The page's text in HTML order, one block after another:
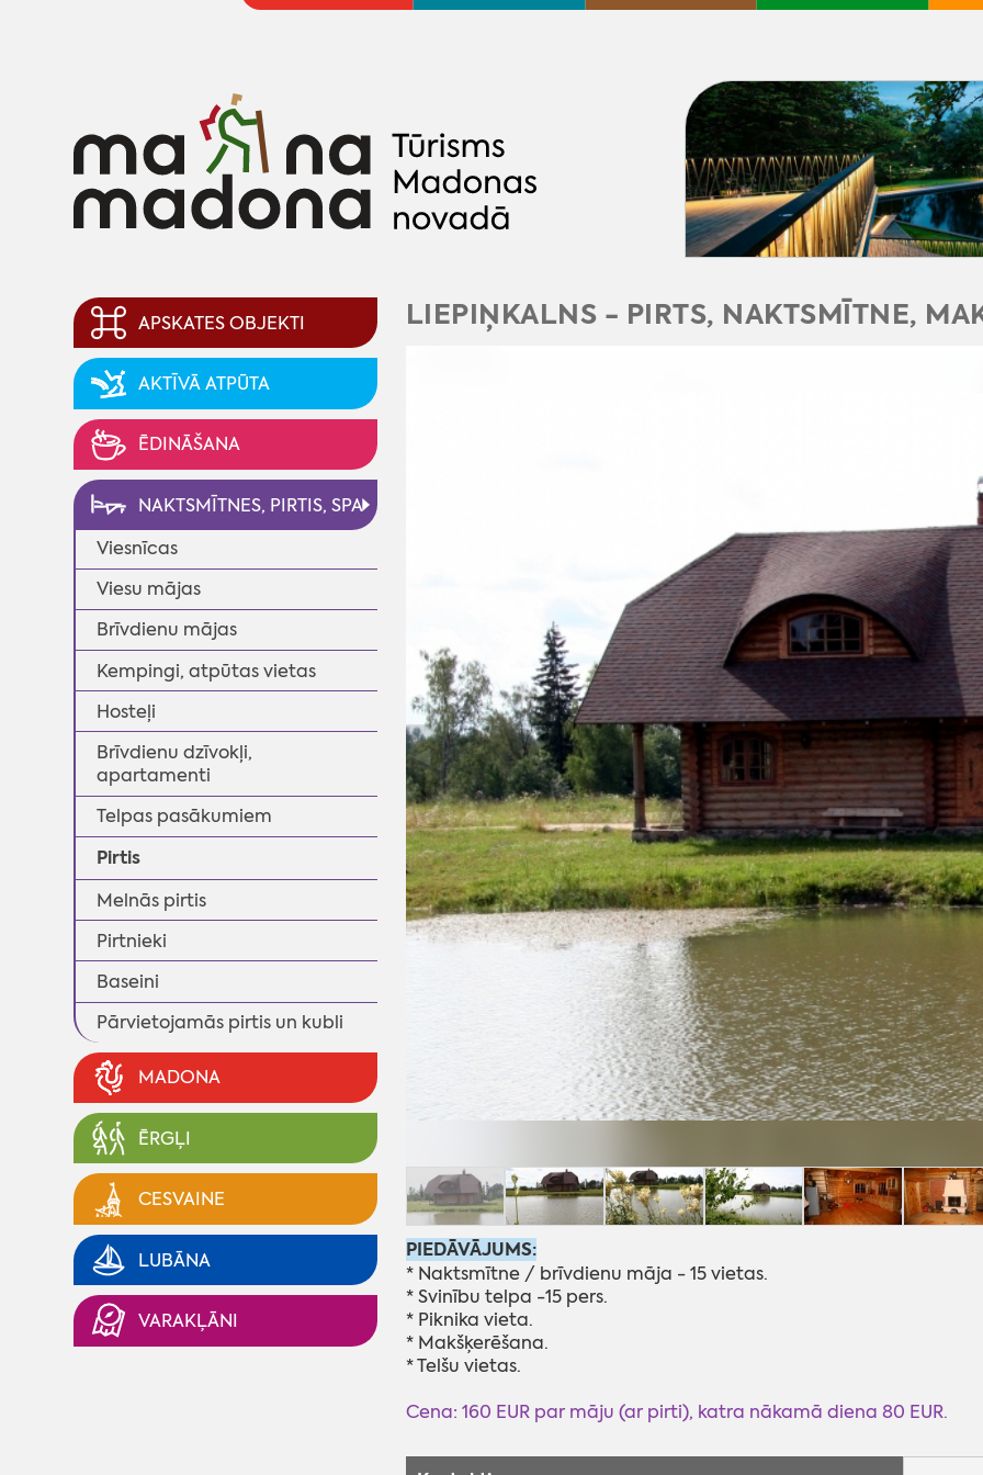
APSKATES OBJEKTI
AKTĪVĀ ATPŪTA
ĒDINĀŠANA
NAKTSMĪTNES, PIRTIS, SPA
Viesnīcas
Viesu mājas
Brīvdienu mājas
Kempingi, atpūtas vietas
Hosteļi
Brīvdienu dzīvokļi,
apartamenti
Telpas pasākumiem
Pirtis
Melnās pirtis
Pirtnieki
Baseini
Pārvietojamās pirtis un kubli
MADONA
ĒRGĻI
CESVAINE
LUBĀNA
VARAKĻĀNI
LIEPIŅKALNS - PIRTS, NAKTSMĪTNE,
◄
PIEDĀVĀJUMS:
* Naktsmītne / brīvdienu māja - 15 vietas.
* Svinību telpa -15 pers.
* Piknika vieta.
* Makšķerēšana.
* Telšu vietas.
Cena: 160 EUR par māju (ar pirti), katra nākamā diena 80 EUR.